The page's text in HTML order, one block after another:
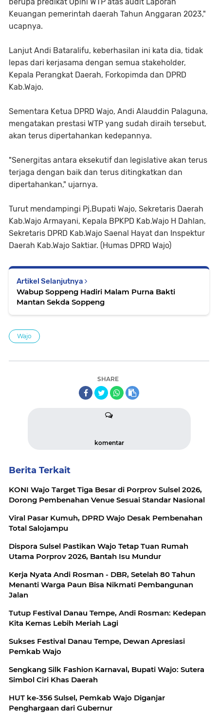
Keuangan pemerintah daerah Tahun Anggaran 2023,"
ucapnya.
Lanjut Andi Bataralifu, keberhasilan ini kata dia, tidak
lepas dari kerjasama dengan semua stakeholder,
Kepala Perangkat Daerah, Forkopimda dan DPRD
Kab.Wajo.
Sementara Ketua DPRD Wajo, Andi Alauddin Palaguna,
mengatakan prestasi WTP yang sudah diraih tersebut,
akan terus dipertahankan kedepannya.
"Senergitas antara eksekutif dan legislative akan terus
terjaga dengan baik dan terus ditingkatkan dan
dipertahankan," ujarnya.
Turut mendampingi Pj.Bupati Wajo, Sekretaris Daerah
Kab.Wajo Armayani, Kepala BPKPD Kab.Wajo H Dahlan,
Sekretaris DPRD Kab.Wajo Saenal Hayat dan Inspektur
Daerah Kab.Wajo Saktiar. (Humas DPRD Wajo)
Artikel Selanjutnya
Wabup Soppeng Hadiri Malam Purna Bakti
Mantan Sekda Soppeng
Wajo
SHARE
komentar
Berita Terkait
KONI Wajo Target Tiga Besar di Porprov Sulsel 2026,
Dorong Pembenahan Venue Sesuai Standar Nasional
Viral Pasar Kumuh, DPRD Wajo Desak Pembenahan
Total Salojampu
Dispora Sulsel Pastikan Wajo Tetap Tuan Rumah
Utama Porprov 2026, Bantah Isu Mundur
Kerja Nyata Andi Rosman - DBR, Setelah 80 Tahun
Menanti Warga Paun Bisa Nikmati Pembangunan
Jalan
Tutup Festival Danau Tempe, Andi Rosman: Kedepan
Kita Kemas Lebih Meriah Lagi
Sukses Festival Danau Tempe, Dewan Apresiasi
Pemkab Wajo
Sengkang Silk Fashion Karnaval, Bupati Wajo: Sutera
Simbol Ciri Khas Daerah
HUT ke-356 Sulsel, Pemkab Wajo Diganjar
Penghargaan dari Gubernur